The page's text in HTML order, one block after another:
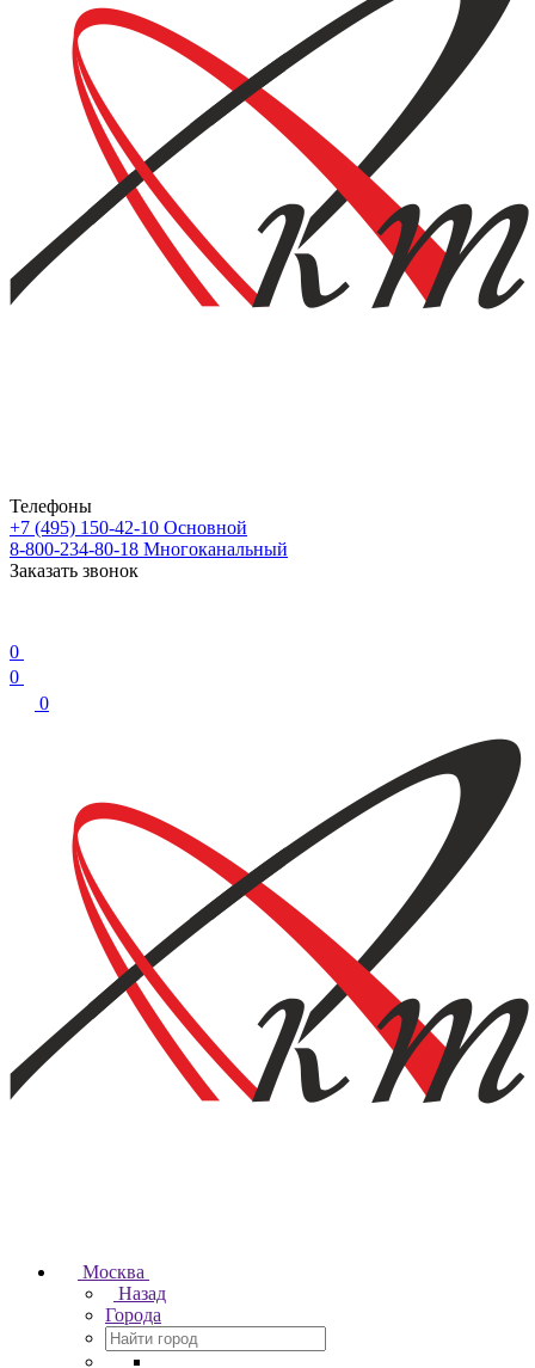
Телефоны
+7 (495) 150-42-10 Основной
8-800-234-80-18 Многоканальный
Заказать звонок
0
0
0
Москва
Назад
Города